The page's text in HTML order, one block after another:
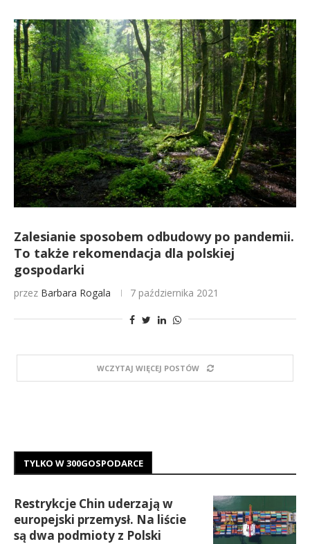
Zalesianie sposobem odbudowy po pandemii.
To także rekomendacja dla polskiej
gospodarki
przez Barbara Rogala 7 października 2021
WCZYTAJ WIĘCEJ POSTÓW
TYLKO W 300GOSPODARCE
Restrykcje Chin uderzają w
europejski przemysł. Na liście
są dwa podmioty z Polski